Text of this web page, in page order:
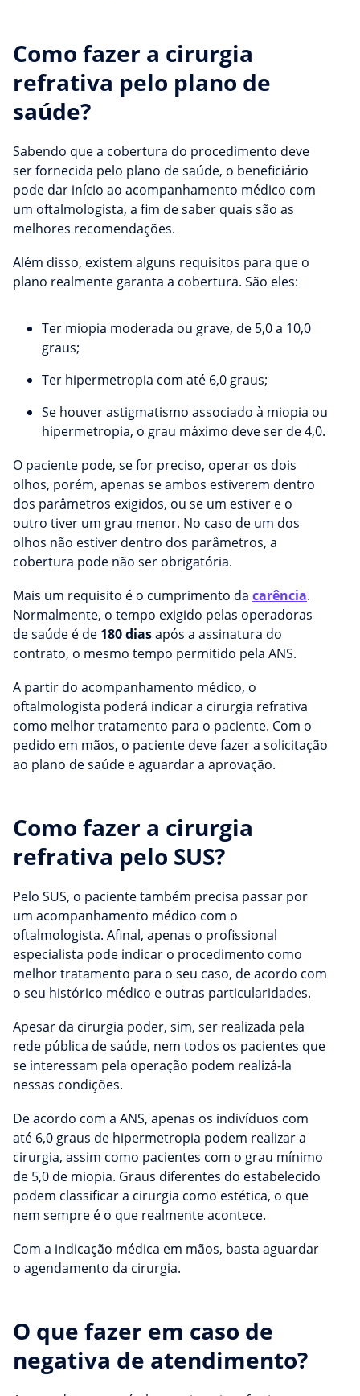
Como fazer a cirurgia
refrativa pelo plano de
saúde?
Sabendo que a cobertura do procedimento deve
ser fornecida pelo plano de saúde, o beneficiário
pode dar início ao acompanhamento médico com
um oftalmologista, a fim de saber quais são as
melhores recomendações.
Além disso, existem alguns requisitos para que o
plano realmente garanta a cobertura. São eles:
Ter miopia moderada ou grave, de 5,0 a 10,0
graus;
Ter hipermetropia com até 6,0 graus;
Se houver astigmatismo associado à miopia ou
hipermetropia, o grau máximo deve ser de 4,0.
O paciente pode, se for preciso, operar os dois
olhos, porém, apenas se ambos estiverem dentro
dos parâmetros exigidos, ou se um estiver e o
outro tiver um grau menor. No caso de um dos
olhos não estiver dentro dos parâmetros, a
cobertura pode não ser obrigatória.
Mais um requisito é o cumprimento da carência.
Normalmente, o tempo exigido pelas operadoras
de saúde é de 180 diasapós a assinatura do
contrato, o mesmo tempo permitido pela ANS.
A partir do acompanhamento médico, o
oftalmologista poderá indicar a cirurgia refrativa
como melhor tratamento para o paciente. Com o
pedido em mãos, o paciente deve fazer a solicitação
ao plano de saúde e aguardar a aprovação.
Como fazer a cirurgia
refrativa pelo SUS?
Pelo SUS, o paciente também precisa passar por
um acompanhamento médico com o
oftalmologista. Afinal, apenas o profissional
especialista pode indicar o procedimento como
melhor tratamento para o seu caso, de acordo com
o seu histórico médico e outras particularidades.
Apesar da cirurgia poder, sim, ser realizada pela
rede pública de saúde, nem todos os pacientes que
se interessam pela operação podem realizá-la
nessas condições.
De acordo com a ANS, apenas os indivíduos com
até 6,0 graus de hipermetropia podem realizar a
cirurgia, assim como pacientes com o grau mínimo
de 5,0 de miopia. Graus diferentes do estabelecido
podem classificar a cirurgia como estética, o que
nem sempre é o que realmente acontece.
Com a indicação médica em mãos, basta aguardar
o agendamento da cirurgia.
O que fazer em caso de
negativa de atendimento?